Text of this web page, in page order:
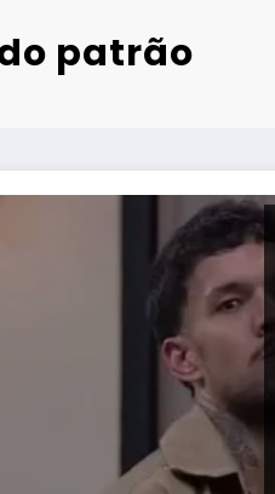
patrão